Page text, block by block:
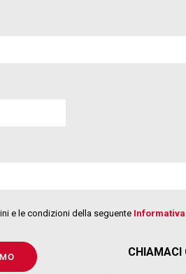
e le condizioni della seguente
CHIAMACI